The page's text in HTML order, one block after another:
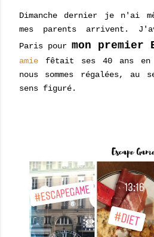
Dimanche dernier je n'ai
mes parents arrivent.
Paris pour mon premier
amie fêtait ses 40 ans en
nous sommes régalées, au
sens figuré.